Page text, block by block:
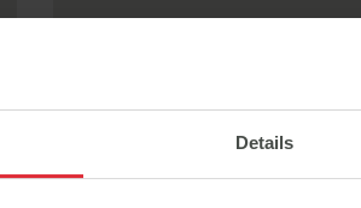
Details